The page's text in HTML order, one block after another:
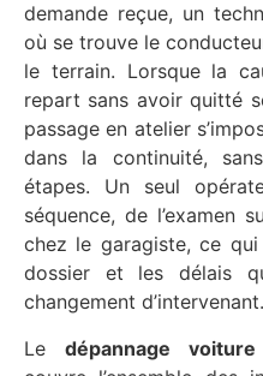
demande reçue, un
où se trouve le
le terrain. Lorsque la
repart sans avoir quitté
passage en atelier
dans la continuité,
étapes. Un seul
séquence, de l’examen
chez le garagiste, ce
dossier et les délais
changement d’intervenant.
Le dépannage